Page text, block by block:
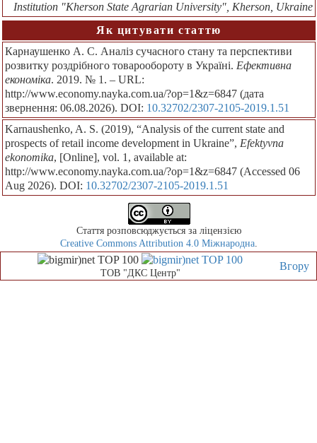
Institution "Kherson State Agrarian University", Kherson, Ukraine
Як цитувати статтю
Карнаушенко А. С. Аналіз сучасного стану та перспективи
розвитку роздрібного товарообороту в Україні. Ефективна
економіка. 2019. № 1. – URL:
http://www.economy.nayka.com.ua/?op=1&z=6847 (дата
звернення: 06.08.2026). DOI: 10.32702/2307-2105-2019.1.51
Karnaushenko, A. S. (2019), “Analysis of the current state and
prospects of retail income development in Ukraine”, Efektyvna
ekonomika, [Online], vol. 1, available at:
http://www.economy.nayka.com.ua/?op=1&z=6847 (Accessed 06
Aug 2026). DOI: 10.32702/2307-2105-2019.1.51
Стаття розповсюджується за ліцензією
Creative Commons Attribution 4.0 Міжнародна.
Вгору
ТОВ "ДКС Центр"